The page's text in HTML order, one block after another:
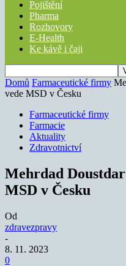
Pojištění
Pharma
Rozhovory
E-Health
Ke kávě i čaji
Domů Farmaceutické firmy
vede MSD v Česku
Farmaceutické firmy
Farmacie
Aktuality
Zdravotnictví
Mehrdad
MSD v Česku
Od
zdravezpravy
-
8. 11. 2023
0